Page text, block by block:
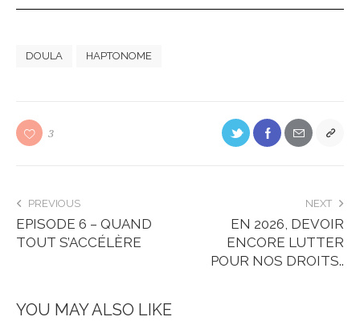
DOULA HAPTONOME
3
PREVIOUS
EPISODE 6 – QUAND
TOUT S’ACCÉLÈRE
NEXT
EN 2026, DEVOIR
ENCORE LUTTER
POUR NOS DROITS..
YOU MAY ALSO LIKE